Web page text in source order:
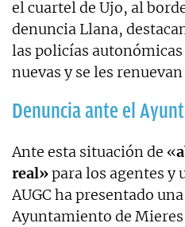
el cuartel de Ujo, al
denuncia Llana,
las policías
nuevas y se les
Denuncia ante el
Ante esta situación de «
real»para los agentes y
AUGC ha presentado
Ayuntamiento de